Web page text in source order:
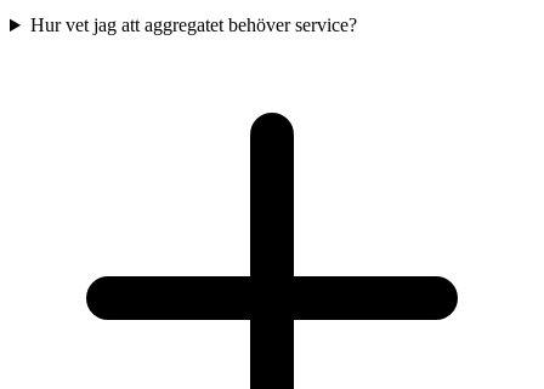
Hur vet jag att aggregatet behöver service?